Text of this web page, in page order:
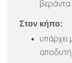
βεράντα
Στον κήπο:
υπάρχει